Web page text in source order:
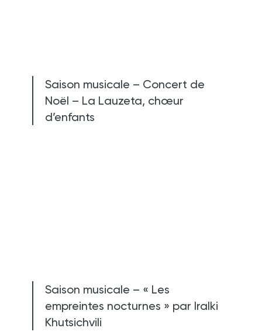
Saison musicale – Concert de
Noël – La Lauzeta, chœur
d’enfants
Saison musicale – « Les
empreintes nocturnes » par Iralki
Khutsichvili